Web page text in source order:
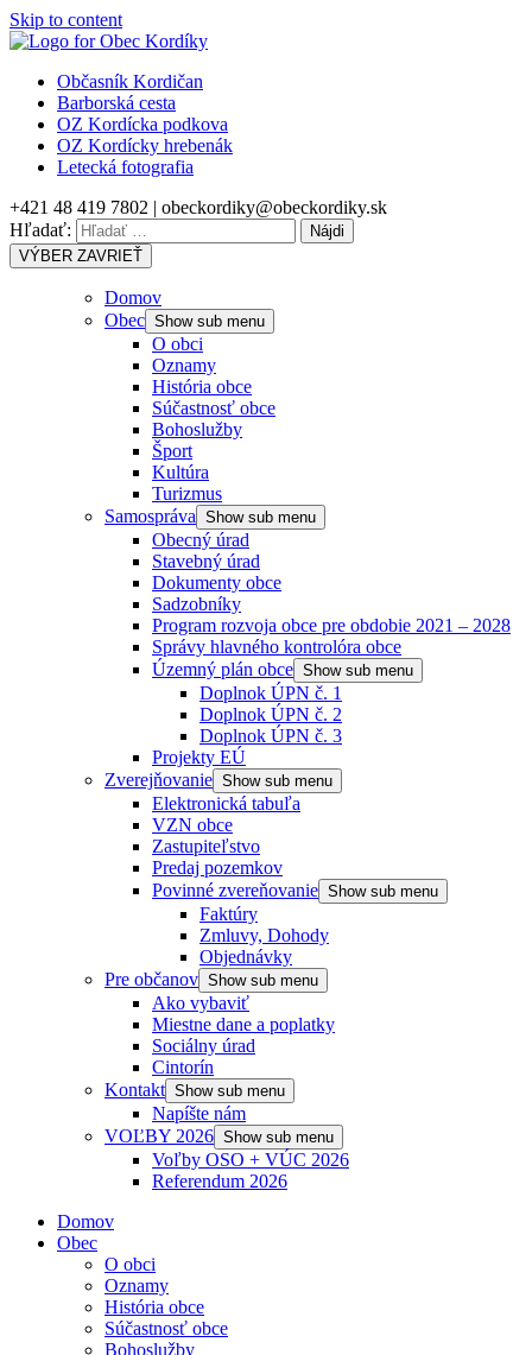
Skip to content
Občasník Kordičan
Barborská cesta
OZ Kordícka podkova
OZ Kordícky hrebenák
Letecká fotografia
+421 48 419 7802 | obeckordiky@obeckordiky.sk
Hľadať:
VÝBER ZAVRIEŤ
Domov
Obec Show sub menu
O obci
Oznamy
História obce
Súčastnosť obce
Bohoslužby
Šport
Kultúra
Turizmus
Samospráva Show sub menu
Obecný úrad
Stavebný úrad
Dokumenty obce
Sadzobníky
Program rozvoja obce pre obdobie 2021 – 2028
Správy hlavného kontrolóra obce
Územný plán obce Show sub menu
Doplnok ÚPN č. 1
Doplnok ÚPN č. 2
Doplnok ÚPN č. 3
Projekty EÚ
Zverejňovanie Show sub menu
Elektronická tabuľa
VZN obce
Zastupiteľstvo
Predaj pozemkov
Povinné zvereňovanie Show sub menu
Faktúry
Zmluvy, Dohody
Objednávky
Pre občanov Show sub menu
Ako vybaviť
Miestne dane a poplatky
Sociálny úrad
Cintorín
Kontakt Show sub menu
Napíšte nám
VOĽBY 2026 Show sub menu
Voľby OSO + VÚC 2026
Referendum 2026
Domov
Obec
O obci
Oznamy
História obce
Súčastnosť obce
Bohoslužby